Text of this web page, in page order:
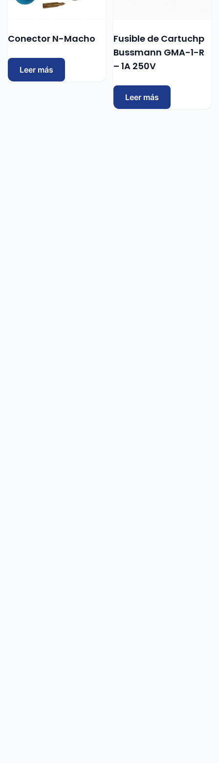
Conector N-Macho
Leer más
Fusible de Cartuchp
Bussmann GMA-1-R
– 1A 250V
Leer más